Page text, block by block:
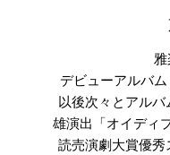
雅
デビューアルバム
以後次々とアル
雄演出「オイディ
読売演劇大賞優秀